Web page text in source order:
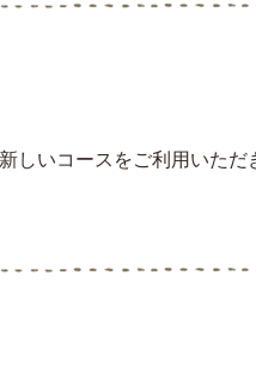
しいコースをご利用いただ